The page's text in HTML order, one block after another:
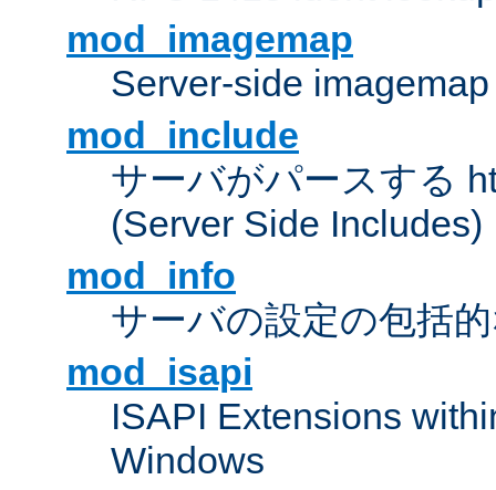
mod_imagemap
Server-side
mod_include
サーバがパースする
(Server Side Includes)
mod_info
サーバの設定の包括
mod_isapi
ISAPI Extensions
Windows